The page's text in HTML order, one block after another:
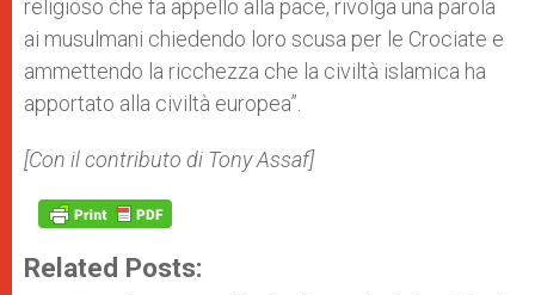
religioso che fa appello alla pace, rivolga una parola
ai musulmani chiedendo loro scusa per le Crociate e
ammettendo la ricchezza che la civiltà islamica ha
apportato alla civiltà europea”.
[Con il contributo di Tony Assaf]
Related Posts: